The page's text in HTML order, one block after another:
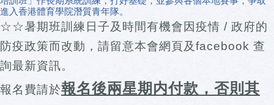
進入香港體育學院潛質青年隊。
☆☆暑期班訓練日子及時間有機會因疫情 / 政府的
防疫政策而改動，請留意本會網頁及facebook 查
詢最新資訊。
報名費請於報名後兩星期内付款，否則其